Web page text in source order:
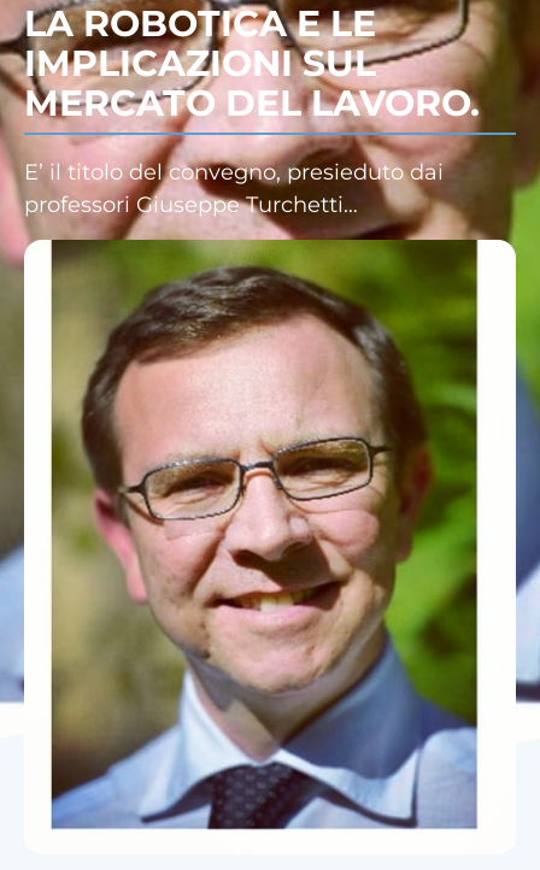
LA ROBOTICA E LE
IMPLICAZIONI SUL
MERCATO DEL LAVORO.
E’ il titolo del convegno, presieduto dai
professori Giuseppe Turchetti…